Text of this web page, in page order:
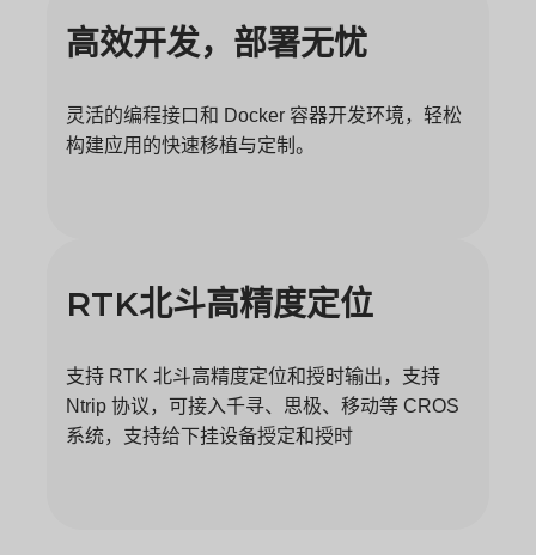
高效开发，部署无忧
灵活的编程接口和 Docker 容器开发环境，轻松
构建应用的快速移植与定制。
RTK北斗高精度定位
支持 RTK 北斗高精度定位和授时输出，支持
Ntrip 协议，可接入千寻、思极、移动等 CROS
系统，支持给下挂设备授定和授时